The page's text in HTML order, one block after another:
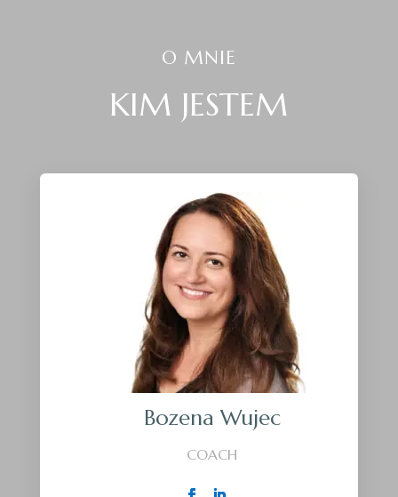
O MNIE
KIM JESTEM
Bozena Wujec
COACH